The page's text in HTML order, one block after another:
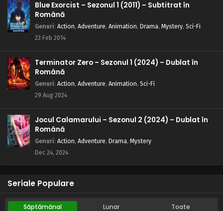
Blue Exorcist – Sezonul 1 (2011) – Subtitrat în
Română
Genuri: Action, Adventure, Animation, Drama, Mystery, Sci-Fi
23 Feb 2014
Terminator Zero – Sezonul 1 (2024) – Dublat în
Română
Genuri: Action, Adventure, Animation, Sci-Fi
29 Aug 2024
Jocul Calamarului – Sezonul 2 (2024) – Dublat în
Română
Genuri: Action, Adventure, Drama, Mystery
Dec 24, 2024
Seriale Populare
Săptămânal Lunar Toate